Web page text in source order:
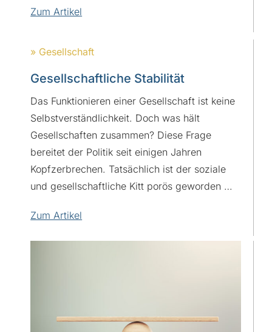
Zum Artikel
» Gesellschaft
Gesellschaftliche Stabilität
Das Funktionieren einer Gesellschaft ist keine
Selbstverständlichkeit. Doch was hält
Gesellschaften zusammen? Diese Frage
bereitet der Politik seit einigen Jahren
Kopfzerbrechen. Tatsächlich ist der soziale
und gesellschaftliche Kitt porös geworden …
Zum Artikel